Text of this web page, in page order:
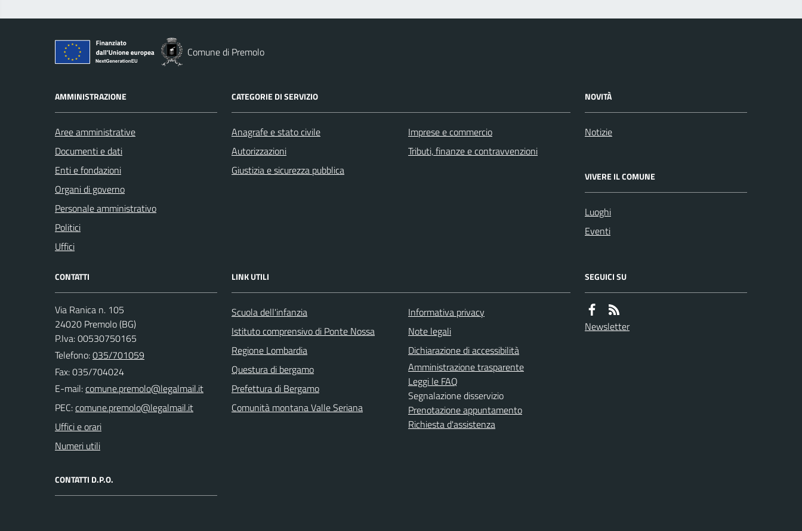
Comune di Premolo
AMMINISTRAZIONE
Aree amministrative
Documenti e dati
Enti e fondazioni
Organi di governo
Personale amministrativo
Politici
Uffici
CATEGORIE DI SERVIZIO
Anagrafe e stato civile
Autorizzazioni
Giustizia e sicurezza pubblica
Imprese e commercio
Tributi, finanze e contravvenzioni
NOVITÀ
Notizie
VIVERE IL COMUNE
Luoghi
Eventi
CONTATTI
Via Ranica n. 105
24020 Premolo (BG)
P.Iva: 00530750165
Telefono:035/701059
Fax: 035/704024
E-mail:
PEC:
Uffici e orari
Numeri utili
CONTATTI D.P.O.
LINK UTILI
Scuola dell'infanzia
Istituto comprensivo di Ponte Nossa
Regione Lombardia
Questura di bergamo
Prefettura di Bergamo
Comunità montana Valle Seriana
Informativa privacy
Note legali
Dichiarazione di accessibilità
Amministrazione trasparente
Leggi le FAQ
Segnalazione disservizio
Prenotazione appuntamento
Richiesta d'assistenza
SEGUICI SU
Newsletter